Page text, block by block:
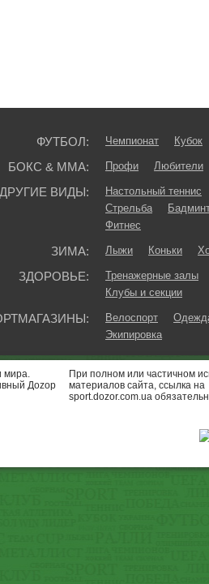
ФУТБОЛ: Чемпионат Кубок
БОКС & ММА: Профи Любители
ДРУГИЕ ВИДЫ:
Настольный теннис
Стрельба
Фитнес
ЗИМА: Лыжи Коньки
ЗДОРОВЬЕ:
Тренажерные залы
Клубы и секции
Велоспорт
Экипировка
мира.
Доzор
При полном или частичном
материалов сайта, ссылка на
sport.dozor.com.ua